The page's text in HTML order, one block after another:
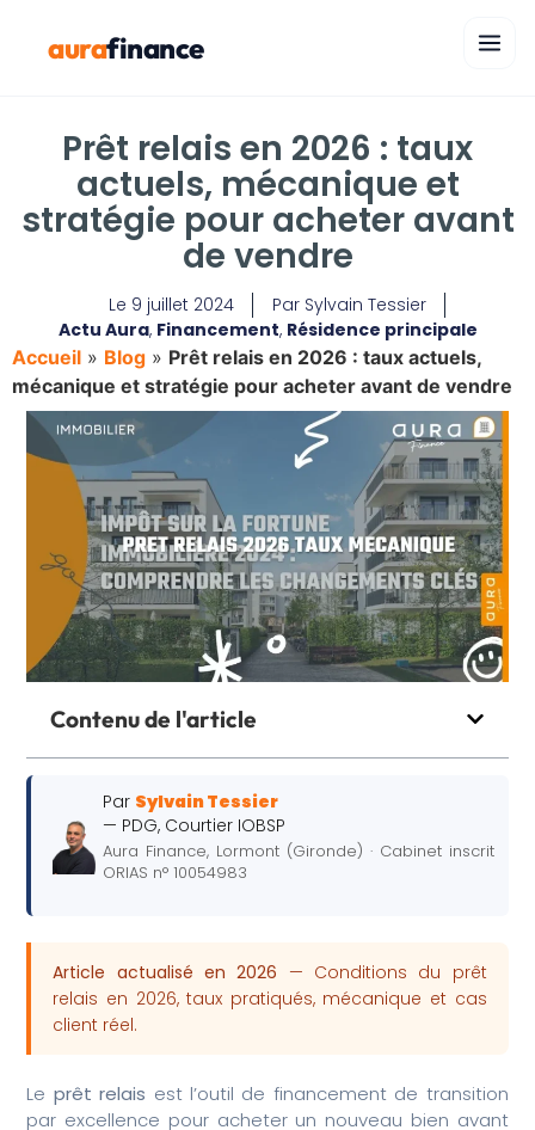
aurafinance
Prêt relais en 2026 : taux
actuels, mécanique et
stratégie pour acheter avant
de vendre
Le 9 juillet 2024 ParSylvain Tessier
Actu Aura, Financement, Résidence principale
Accueil » Blog » Prêt relais en 2026 : taux actuels,
mécanique et stratégie pour acheter avant de vendre
Contenu de l'article
Par Sylvain Tessier
— PDG, Courtier IOBSP
Aura Finance, Lormont (Gironde) · Cabinet inscrit
ORIAS n° 10054983
Article actualisé en 2026 — Conditions du prêt
relais en 2026, taux pratiqués, mécanique et cas
client réel.
Le prêt relais est l’outil de financement de transition
par excellence pour acheter un nouveau bien avant